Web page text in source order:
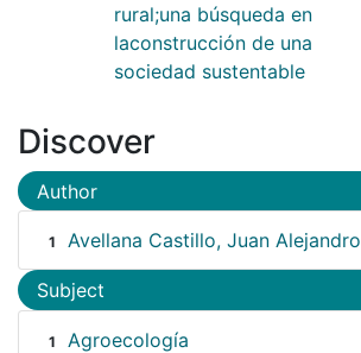
rural;una búsqueda en
laconstrucción de una
sociedad sustentable
Discover
Author
1 Avellana Castillo, Juan Alejandro
Subject
1 Agroecología